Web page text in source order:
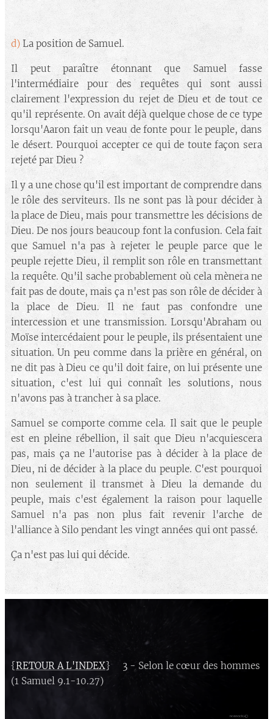
d) La position de Samuel.
Il peut paraître étonnant que Samuel fasse
l'intermédiaire pour des requêtes qui sont aussi
clairement l'expression du rejet de Dieu et de tout ce
qu'il représente. On avait déjà quelque chose de ce type
lorsqu'Aaron fait un veau de fonte pour le peuple, dans
le désert. Pourquoi accepter ce qui de toute façon sera
rejeté par Dieu ?
Il y a une chose qu'il est important de comprendre dans
le rôle des serviteurs. Ils ne sont pas là pour décider à
la place de Dieu, mais pour transmettre les décisions de
Dieu. De nos jours beaucoup font la confusion. Cela fait
que Samuel n'a pas à rejeter le peuple parce que le
peuple rejette Dieu, il remplit son rôle en transmettant
la requête. Qu'il sache probablement où cela mènera ne
fait pas de doute, mais ça n'est pas son rôle de décider à
la place de Dieu. Il ne faut pas confondre une
intercession et une transmission. Lorsqu'Abraham ou
Moïse intercédaient pour le peuple, ils présentaient une
situation. Un peu comme dans la prière en général, on
ne dit pas à Dieu ce qu'il doit faire, on lui présente une
situation, c'est lui qui connaît les solutions, nous
n'avons pas à trancher à sa place.
Samuel se comporte comme cela. Il sait que le peuple
est en pleine rébellion, il sait que Dieu n'acquiescera
pas, mais ça ne l'autorise pas à décider à la place de
Dieu, ni de décider à la place du peuple. C'est pourquoi
non seulement il transmet à Dieu la demande du
peuple, mais c'est également la raison pour laquelle
Samuel n'a pas non plus fait revenir l'arche de
l'alliance à Silo pendant les vingt années qui ont passé.
Ça n'est pas lui qui décide.
{RETOUR A L'INDEX} 3 - Selon le cœur des hommes
(1 Samuel 9.1-10.27)